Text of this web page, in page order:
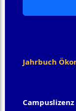
Campuslizenz
Jahrbuch